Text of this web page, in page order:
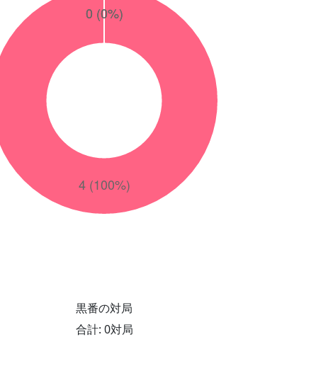
黒番の対局
合計: 0対局